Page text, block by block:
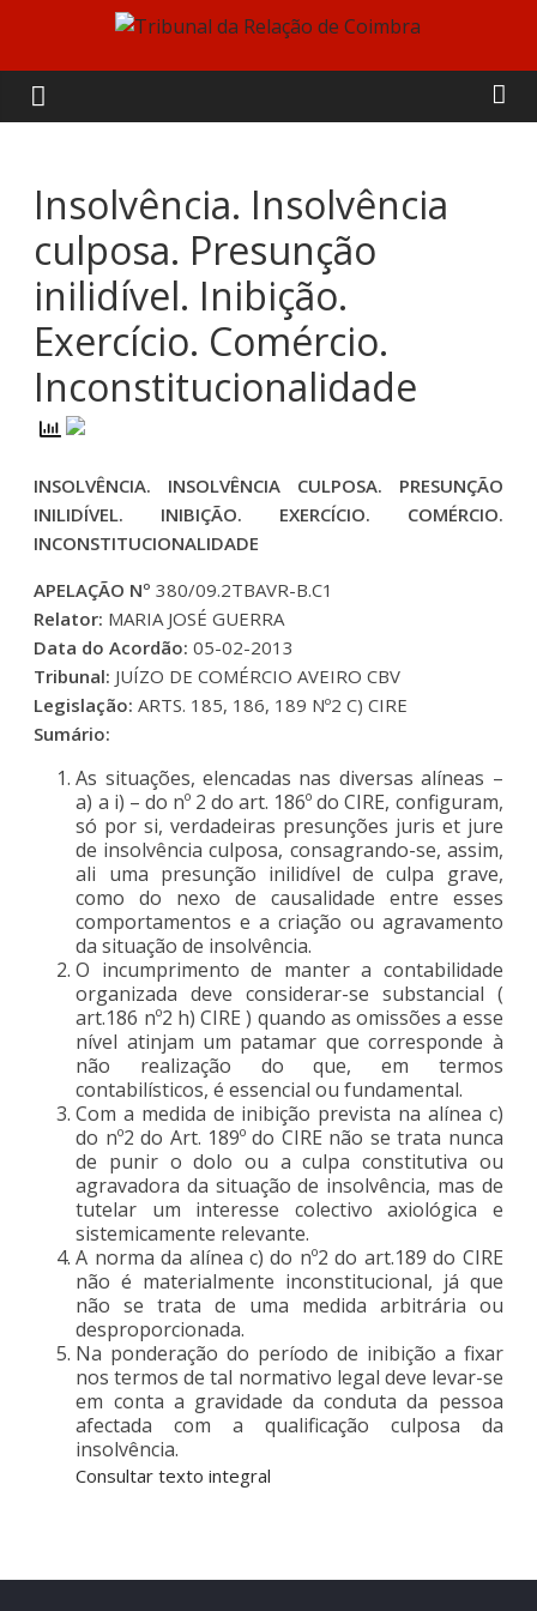
content
Tribunal
da
Relação
de
Coimbra
Insolvência. Insolvência
culposa. Presunção
inilidível. Inibição.
Exercício. Comércio.
Inconstitucionalidade
INSOLVÊNCIA. INSOLVÊNCIA CULPOSA. PRESUNÇÃO
INILIDÍVEL. INIBIÇÃO. EXERCÍCIO. COMÉRCIO.
INCONSTITUCIONALIDADE
APELAÇÃO Nº 380/09.2TBAVR-B.C1
Relator: MARIA JOSÉ GUERRA
Data do Acordão: 05-02-2013
Tribunal: JUÍZO DE COMÉRCIO AVEIRO CBV
Legislação: ARTS. 185, 186, 189 Nº2 C) CIRE
Sumário:
As situações, elencadas nas diversas alíneas –
a) a i) – do nº 2 do art. 186º do CIRE, configuram,
só por si, verdadeiras presunções juris et jure
de insolvência culposa, consagrando-se, assim,
ali uma presunção inilidível de culpa grave,
como do nexo de causalidade entre esses
comportamentos e a criação ou agravamento
da situação de insolvência.
O incumprimento de manter a contabilidade
organizada deve considerar-se substancial (
art.186 nº2 h) CIRE ) quando as omissões a esse
nível atinjam um patamar que corresponde à
não realização do que, em termos
contabilísticos, é essencial ou fundamental.
Com a medida de inibição prevista na alínea c)
do nº2 do Art. 189º do CIRE não se trata nunca
de punir o dolo ou a culpa constitutiva ou
agravadora da situação de insolvência, mas de
tutelar um interesse colectivo axiológica e
sistemicamente relevante.
A norma da alínea c) do nº2 do art.189 do CIRE
não é materialmente inconstitucional, já que
não se trata de uma medida arbitrária ou
desproporcionada.
Na ponderação do período de inibição a fixar
nos termos de tal normativo legal deve levar-se
em conta a gravidade da conduta da pessoa
afectada com a qualificação culposa da
insolvência.
Consultar texto integral